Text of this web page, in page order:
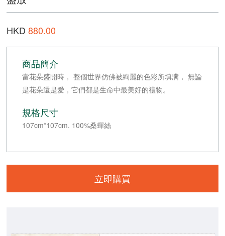
HKD 880.00
商品簡介
當花朵盛開時， 整個世界仿佛被絢麗的色彩所填满， 無論
是花朵還是爱，它們都是生命中最美好的禮物。
規格尺寸
107cm*107cm. 100%桑蟬絲
立即購買